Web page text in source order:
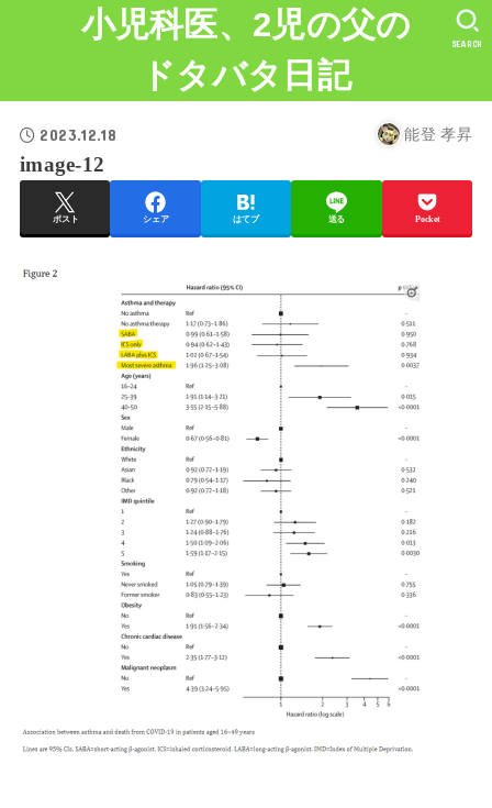
小児科医、2児の父の
ドタバタ日記
SEARCH
2023.12.18 能登 孝昇
image-12
ポスト シェア はてブ 送る Pocket